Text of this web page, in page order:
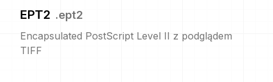
EPT2 .ept2
Encapsulated PostScript Level II z podglądem
TIFF